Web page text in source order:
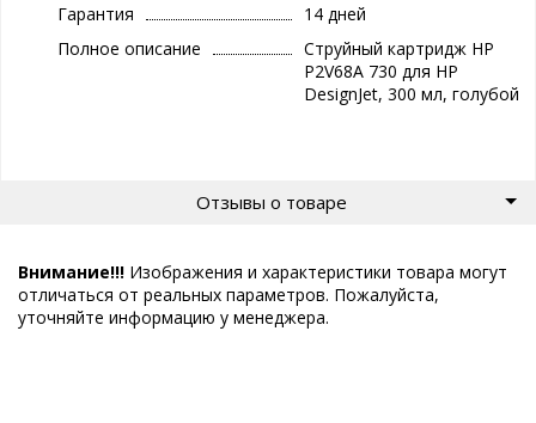
Гарантия
14 дней
Полное описание
Струйный картридж HP
P2V68A 730 для HP
DesignJet, 300 мл, голубой
Отзывы о товаре
Внимание!!! Изображения и характеристики товара могут
отличаться от реальных параметров. Пожалуйста,
уточняйте информацию у менеджера.